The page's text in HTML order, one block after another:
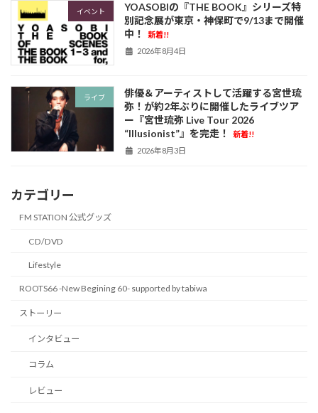
イベント
YOASOBIの『THE BOOK』シリーズ特
別記念展が東京・神保町で9/13まで開催
中！
新着!!
2026年8月4日
ライブ
俳優＆アーティストして活躍する宮世琉
弥！が約2年ぶりに開催したライブツア
ー『宮世琉弥 Live Tour 2026
“Illusionist”』を完走！
新着!!
2026年8月3日
カテゴリー
FM STATION 公式グッズ
CD/DVD
Lifestyle
ROOTS66 -New Begining 60- supported by tabiwa
ストーリー
インタビュー
コラム
レビュー